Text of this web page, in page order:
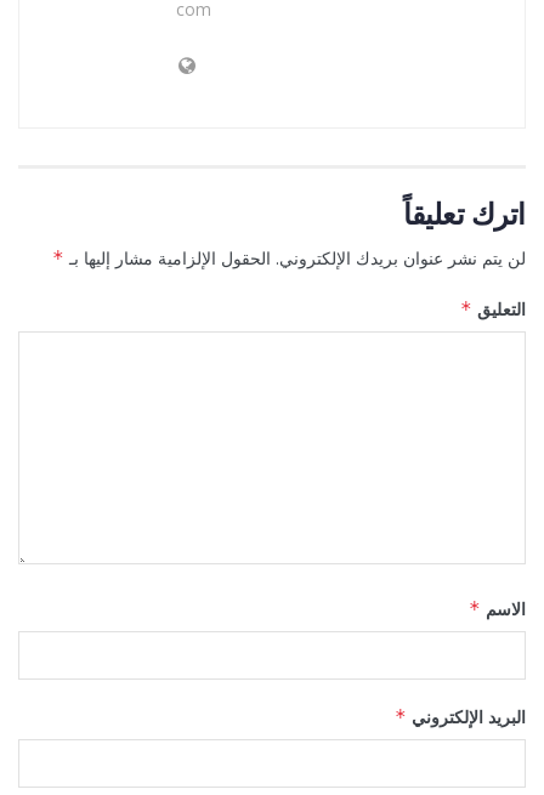
com
اترك تعليقاً
لن يتم نشر عنوان بريدك الإلكتروني. الحقول الإلزامية مشار إليها بـ *
التعليق *
الاسم *
البريد الإلكتروني *